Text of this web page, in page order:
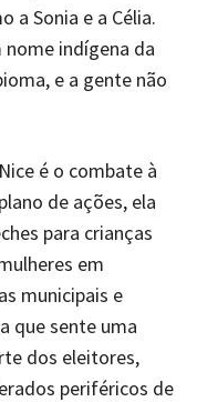
a Sonia e a Célia.
indígena da
e a gente não
é o combate à
de ações, ela
para crianças
em
municipais e
que sente uma
dos eleitores,
periféricos de